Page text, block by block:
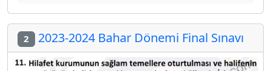
2 2023-2024 Bahar Dönemi Final Sınavı